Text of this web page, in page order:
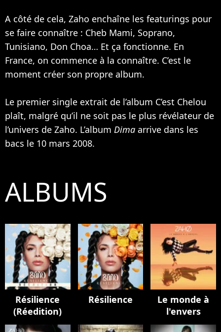
A côté de cela, Zaho enchaîne les featurings pour
se faire connaître : Cheb Mami, Soprano,
Tunisiano, Don Choa… Et ça fonctionne. En
France, on commence à la connaître. C’est le
moment créer son propre album.
Le premier single extrait de l’album C’est Chelou
plaît, malgré qu’il ne soit pas le plus révélateur de
l’univers de Zaho. L’album Dima arrive dans les
bacs le 10 mars 2008.
ALBUMS
Résilience
(Réedition)
Résilience
Le monde à
l'envers